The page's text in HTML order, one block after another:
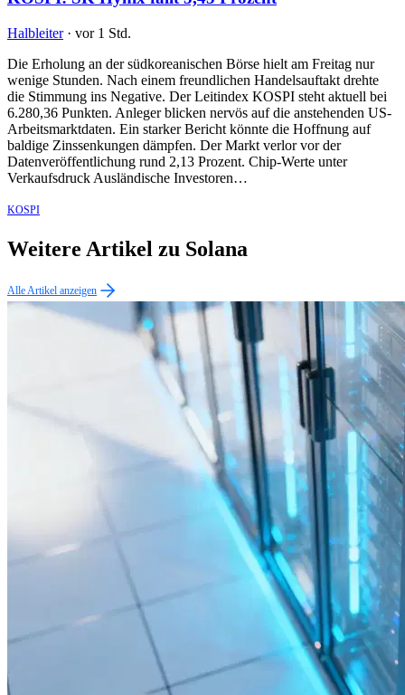
Halbleiter · vor 1 Std.
Die Erholung an der südkoreanischen Börse hielt am Freitag nur
wenige Stunden. Nach einem freundlichen Handelsauftakt drehte
die Stimmung ins Negative. Der Leitindex KOSPI steht aktuell bei
6.280,36 Punkten. Anleger blicken nervös auf die anstehenden US-
Arbeitsmarktdaten. Ein starker Bericht könnte die Hoffnung auf
baldige Zinssenkungen dämpfen. Der Markt verlor vor der
Datenveröffentlichung rund 2,13 Prozent. Chip-Werte unter
Verkaufsdruck Ausländische Investoren…
KOSPI
Weitere Artikel zu Solana
Alle Artikel anzeigen